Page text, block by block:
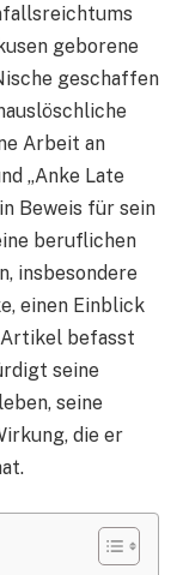
geborene
geschaffen
Arbeit an
„Anke Late
Beweis für sein
beruflichen
insbesondere
einen Einblick
Artikel befasst
seine
seine
die er